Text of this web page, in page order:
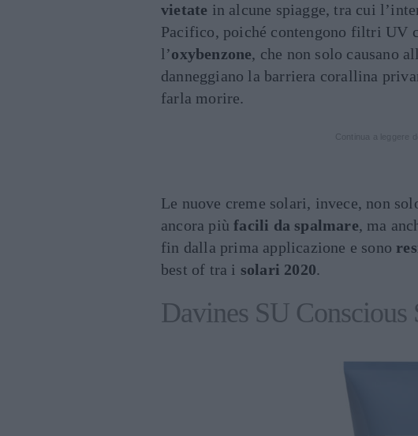
vietate in alcune spiagge, tra cui
Pacifico, poiché contengono filtri UV
l’oxybenzone, che non solo causano
danneggiano la barriera corallina
farla morire.
Le nuove creme solari, invece, non
ancora piùfacili da spalmare, ma
fin dalla prima applicazione e sono
best of tra i solari 2020.
Davines SU Conscious